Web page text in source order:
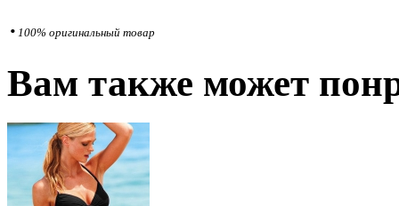
• 100% оригинальный товар
Вам также может